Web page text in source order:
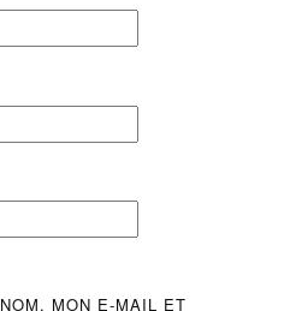
MON E-MAIL ET